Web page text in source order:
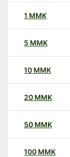
1 MMK
5 MMK
10 MMK
20 MMK
50 MMK
100 MMK